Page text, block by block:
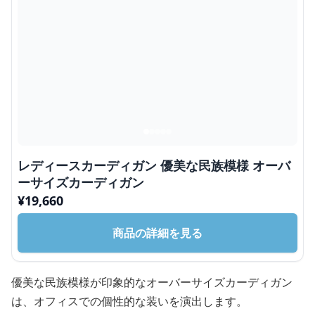
レディースカーディガン 優美な民族模様 オーバ
ーサイズカーディガン
¥19,660
商品の詳細を見る
優美な民族模様が印象的なオーバーサイズカーディガン
は、オフィスでの個性的な装いを演出します。